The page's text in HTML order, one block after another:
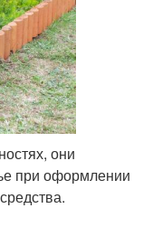
они
при оформлении